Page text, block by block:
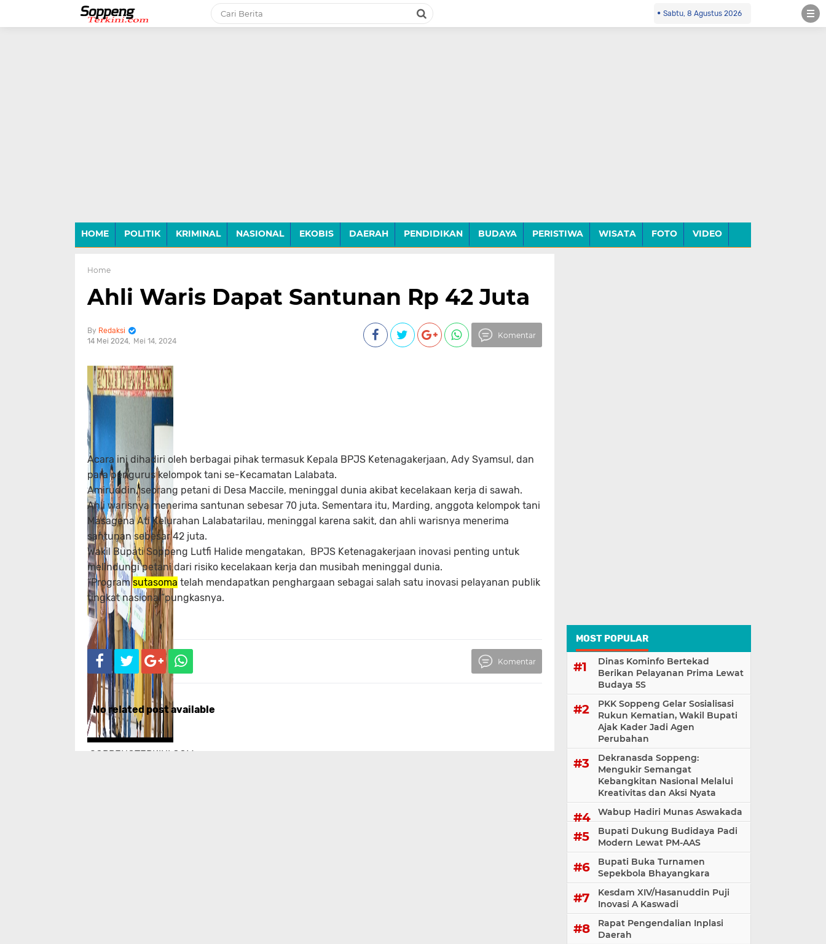
Sabtu, 8 Agustus 2026
HOME POLITIK KRIMINAL NASIONAL EKOBIS DAERAH PENDIDIKAN BUDAYA PERISTIWA WISATA FOTO VIDEO
Home
Ahli Waris Dapat Santunan Rp 42 Juta
Redaksi
14 Mei 2024
Mei 14, 2024
Komentar
,SOPPENGTERKINI.COM
Acara ini dihadiri oleh berbagai pihak termasuk Kepala BPJS Ketenagakerjaan, Ady Syamsul, dan
para pengurus kelompok tani se-Kecamatan Lalabata.
Amiruddin, seorang petani di Desa Maccile, meninggal dunia akibat kecelakaan kerja di sawah.
Ahli warisnya menerima santunan sebesar 70 juta. Sementara itu, Marding, anggota kelompok tani
Masagena Ati Kelurahan Lalabatarilau, meninggal karena sakit, dan ahli warisnya menerima
santunan sebesar 42 juta.
Wakil Bupati Soppeng Lutfi Halide mengatakan, BPJS Ketenagakerjaan inovasi penting untuk
melindungi petani dari risiko kecelakaan kerja dan musibah meninggal dunia.
“Programsutasoma telah mendapatkan penghargaan sebagai salah satu inovasi pelayanan publik
tingkat nasional”pungkasnya.
Komentar
No related post available
MOST POPULAR
Dinas Kominfo Bertekad
Berikan Pelayanan Prima Lewat
Budaya 5S
PKK Soppeng Gelar Sosialisasi
Rukun Kematian, Wakil Bupati
Ajak Kader Jadi Agen
Perubahan
Dekranasda Soppeng:
Mengukir Semangat
Kebangkitan Nasional Melalui
Kreativitas dan Aksi Nyata
Wabup Hadiri Munas Aswakada
Bupati Dukung Budidaya Padi
Modern Lewat PM-AAS
Bupati Buka Turnamen
Sepekbola Bhayangkara
Kesdam XIV/Hasanuddin Puji
Inovasi A Kaswadi
Rapat Pengendalian Inplasi
Daerah